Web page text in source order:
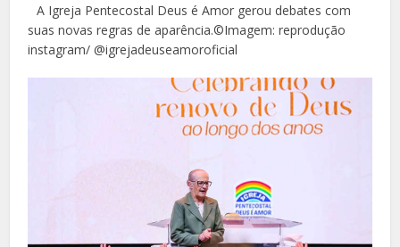
A Igreja Pentecostal Deus é Amor gerou debates com
suas novas regras de aparência.©Imagem: reprodução
instagram/ @igrejadeuseamoroficial